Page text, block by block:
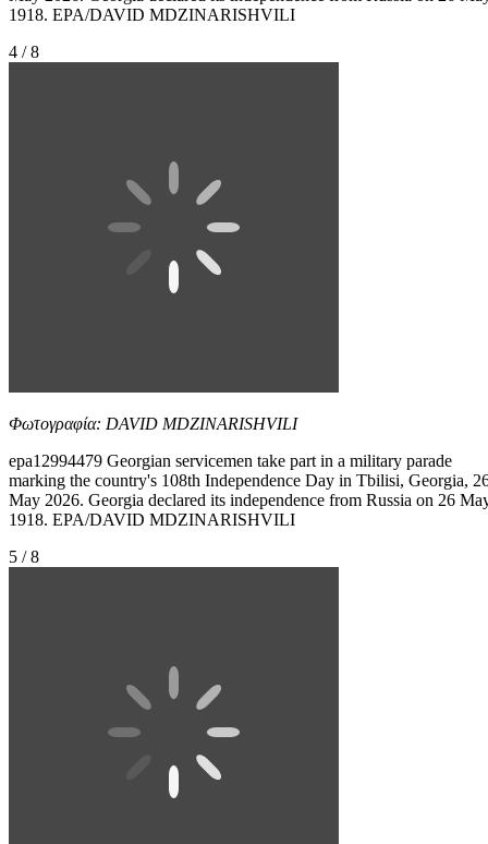
1918. EPA/DAVID MDZINARISHVILI
4 / 8
Φωτογραφία: DAVID MDZINARISHVILI
epa12994479 Georgian servicemen take part in a military parade
marking the country's 108th Independence Day in Tbilisi, Georgia,
May 2026. Georgia declared its independence from Russia on 26
1918. EPA/DAVID MDZINARISHVILI
5 / 8